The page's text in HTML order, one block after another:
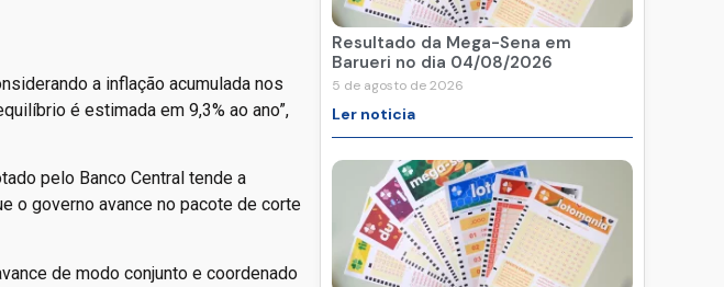
a inflação acumulada nos
é estimada em 9,3% ao ano”,
pelo Banco Central tende a
o governo avance no pacote de corte
de modo conjunto e coordenado
Resultado da Mega-Sena em
Barueri no dia 04/08/2026
5 de agosto de 2026
Ler noticia